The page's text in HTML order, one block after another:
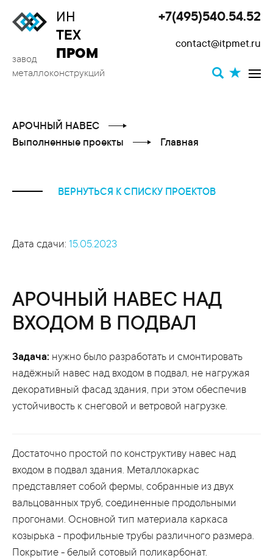
ИН
ТЕХ
ПРОМ
завод
металлоконструкций
+7(495)540.54.52
contact@itpmet.ru
АРОЧНЫЙ НАВЕС
Выполненные проекты
Главная
ВЕРНУТЬСЯ К СПИСКУ ПРОЕКТОВ
Дата сдачи: 15.05.2023
АРОЧНЫЙ НАВЕС НАД
ВХОДОМ В ПОДВАЛ
Задача: нужно было разработать и смонтировать
надёжный навес над входом в подвал, не нагружая
декоративный фасад здания, при этом обеспечив
устойчивость к снеговой и ветровой нагрузке.
Достаточно простой по конструктиву навес над
входом в подвал здания. Металлокаркас
представляет собой фермы, собранные из двух
вальцованных труб, соединенные продольными
прогонами. Основной тип материала каркаса
козырька - профильные трубы различного размера.
Покрытие - белый сотовый поликарбонат.